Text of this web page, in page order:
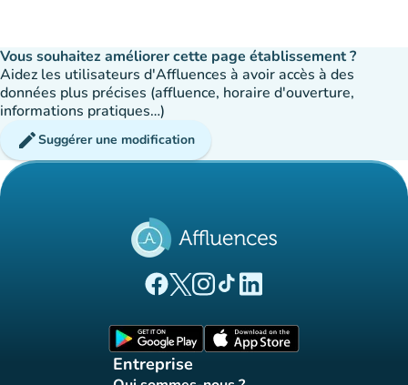
Vous souhaitez améliorer cette page établissement ?
Aidez les utilisateurs d'Affluences à avoir accès à des
données plus précises (affluence, horaire d'ouverture,
informations pratiques…)
editSuggérer une modification
(nouvel onglet)
(nouvel onglet)
(nouvel onglet)
(nouvel onglet)
(nouvel onglet)
Entreprise